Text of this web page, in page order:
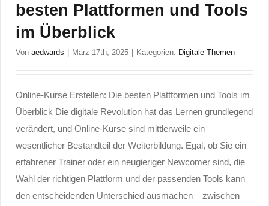
besten Plattformen und Tools
im Überblick
Von aedwards März 17th, 2025 Kategorien: Digitale Themen
Online-Kurse Erstellen: Die besten Plattformen und Tools im
Überblick Die digitale Revolution hat das Lernen grundlegend
verändert, und Online-Kurse sind mittlerweile ein
wesentlicher Bestandteil der Weiterbildung. Egal, ob Sie ein
erfahrener Trainer oder ein neugieriger Newcomer sind, die
Wahl der richtigen Plattform und der passenden Tools kann
den entscheidenden Unterschied ausmachen – zwischen